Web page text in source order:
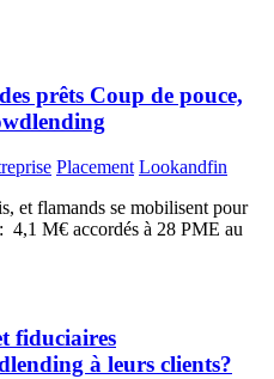
prêts Coup de pouce,
Placement Lookandfin
et flamands se mobilisent pour
4,1 M€ accordés à 28 PME au
fiduciaires
à leurs clients?